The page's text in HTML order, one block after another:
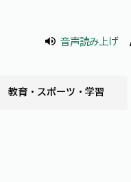
音声読み上げ
教育・スポーツ・学習